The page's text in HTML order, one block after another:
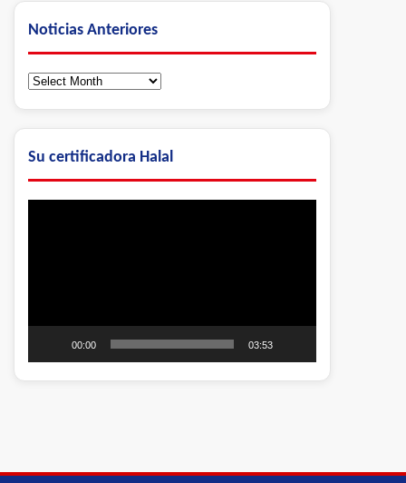
Noticias Anteriores
Noticias
Su certificadora Halal
00:00 03:53